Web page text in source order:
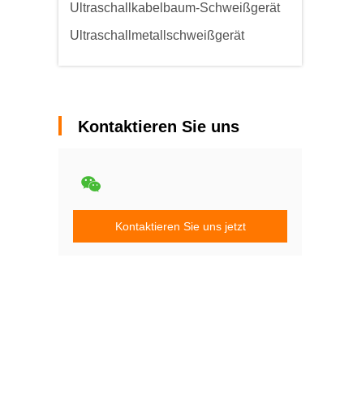
Ultraschallkabelbaum-Schweißgerät
Ultraschallmetallschweißgerät
Kontaktieren Sie uns
Kontaktieren Sie uns jetzt